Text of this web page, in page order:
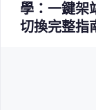
學：一鍵架
切換完整指